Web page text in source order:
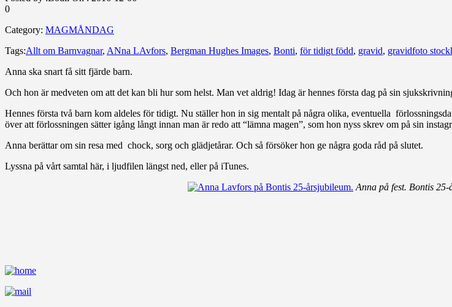
0
Category: MAGMÅNDAG
Tags:Allt om Barnvagnar, ANna LAvfors, Bergman Hughes Images, Bonti, för tidigt född, gravid, gravidfoto
Anna ska snart få sitt fjärde barn.
Och hon är medveten om att det kan bli hur som helst. Man vet aldrig! Idag är hennes första dag på sin
Hennes första två barn kom aldeles för tidigt. Nu ställer hon in sig mentalt på några olika, eventuella
över att förlossningen sätter igång långt innan man är redo att “lämna magen”, som hon nyss skrev om på sin
Anna berättar om sin resa med chock, sorg och glädjetårar. Och så försöker hon ge några goda råd på slutet.
Lyssna på vårt samtal här, i ljudfilen längst ned, eller på iTunes.
Anna på fest. Bontis